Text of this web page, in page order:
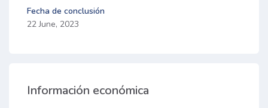
Fecha de conclusión
22 June, 2023
Información económica